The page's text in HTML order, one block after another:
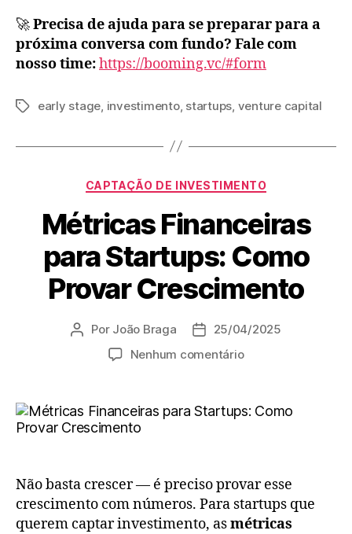
🚀Precisa de ajuda para se preparar para a
próxima conversa com fundo? Fale com
nosso time:https://booming.vc/#form
early stage investimento, startups venture capital
CAPTAÇÃO DE INVESTIMENTO
Métricas Financeiras
para Startups: Como
Provar Crescimento
Por João Braga
25/04/2025
Nenhum comentário
Não basta crescer — é preciso provar esse
crescimento com números. Para startups que
querem captar investimento, asmétricas